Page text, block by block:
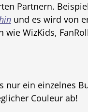
Partnern.
und es wird von
WizKids,
ein einzelnes
Couleur ab!